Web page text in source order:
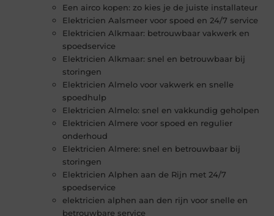
Een airco kopen: zo kies je de juiste installateur
Elektricien Aalsmeer voor spoed en 24/7 service
Elektricien Alkmaar: betrouwbaar vakwerk en
spoedservice
Elektricien Alkmaar: snel en betrouwbaar bij
storingen
Elektricien Almelo voor vakwerk en snelle
spoedhulp
Elektricien Almelo: snel en vakkundig geholpen
Elektricien Almere voor spoed en regulier
onderhoud
Elektricien Almere: snel en betrouwbaar bij
storingen
Elektricien Alphen aan de Rijn met 24/7
spoedservice
elektricien alphen aan den rijn voor snelle en
betrouwbare service